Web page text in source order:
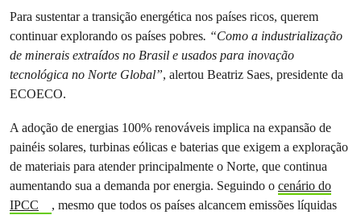
Para sustentar a transição energética nos países ricos, querem
continuar explorando os países pobres. “Como a industrialização
de minerais extraídos no Brasil e usados para inovação
tecnológica no Norte Global”, alertou Beatriz Saes, presidente da
ECOECO.
A adoção de energias 100% renováveis implica na expansão de
painéis solares, turbinas eólicas e baterias que exigem a exploração
de materiais para atender principalmente o Norte, que continua
aumentando sua a demanda por energia. Seguindo o cenário do
IPCC
, mesmo que todos os países alcancem emissões líquidas